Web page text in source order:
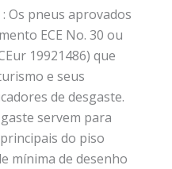
Os pneus aprovados
ECE No. 30 ou
19921486) que
e seus
de desgaste.
servem para
do piso
mínima de desenho